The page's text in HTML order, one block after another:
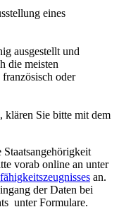
eines
ausgestellt und
die meisten
oder
klären Sie bitte mit dem
Staatsangehörigkeit
vorab online an unter
an.
der Daten bei
unter Formulare.